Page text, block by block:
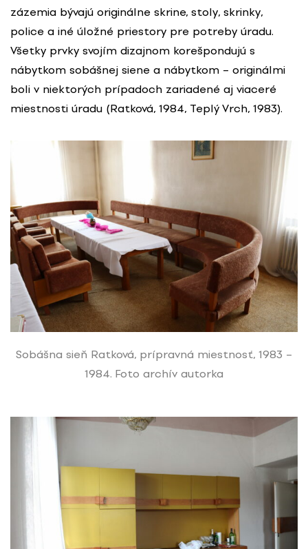
zázemia bývajú originálne skrine, stoly, skrinky,
police a iné úložné priestory pre potreby úradu.
Všetky prvky svojím dizajnom korešpondujú s
nábytkom sobášnej siene a nábytkom – originálmi
boli v niektorých prípadoch zariadené aj viaceré
miestnosti úradu (Ratková, 1984, Teplý Vrch, 1983).
Sobášna sieň Ratková, prípravná miestnosť, 1983 –
1984. Foto archív autorka